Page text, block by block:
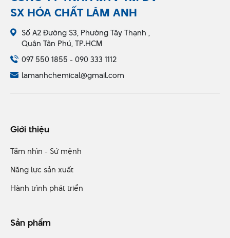
SX HÓA CHẤT LÂM ANH
Số A2 Đường S3, Phường Tây Thạnh ,
Quận Tân Phú, TP.HCM
097 550 1855 - 090 333 1112
lamanhchemical@gmail.com
Giới thiệu
Tầm nhìn - Sứ mệnh
Năng lực sản xuất
Hành trình phát triển
Sản phẩm